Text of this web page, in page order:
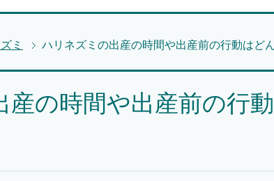
ミ ハリネズミの出産の時間や出産前の行動はど
産の時間や出産前の行